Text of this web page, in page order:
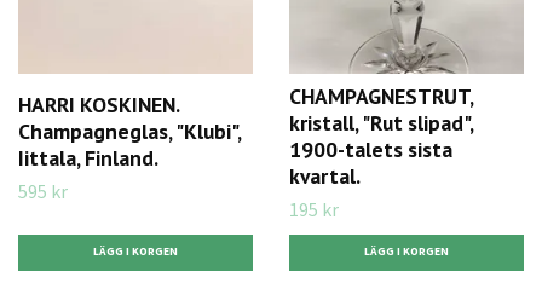
HARRI KOSKINEN.
Champagneglas, "Klubi",
Iittala, Finland.
595 kr
CHAMPAGNESTRUT,
kristall, "Rut slipad",
1900-talets sista
kvartal.
195 kr